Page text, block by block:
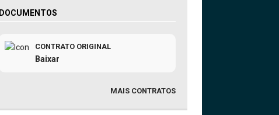
DOCUMENTOS
CONTRATO ORIGINAL
Baixar
MAIS CONTRATOS